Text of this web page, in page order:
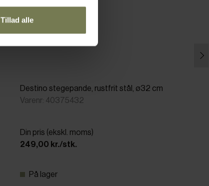
Tillad alle
Destino stegepande, rustfrit stål, ø32 cm
Varenr: 40375432
Din pris (ekskl. moms)
249,00 kr./stk.
På lager